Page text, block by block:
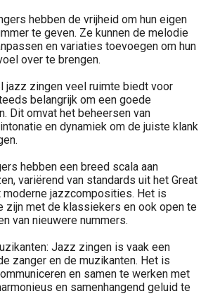
hebben de vrijheid om hun eigen
te geven. Ze kunnen de melodie
en variaties toevoegen om hun
over te brengen.
jazz zingen veel ruimte biedt voor
belangrijk om een goede
Dit omvat het beheersen van
en dynamiek om de juiste klank
hebben een breed scala aan
variërend van standards uit het Great
moderne jazzcomposities. Het is
zijn met de klassiekers en ook open te
van nieuwere nummers.
Jazz zingen is vaak een
zanger en de muzikanten. Het is
en samen te werken met
en samenhangend geluid te